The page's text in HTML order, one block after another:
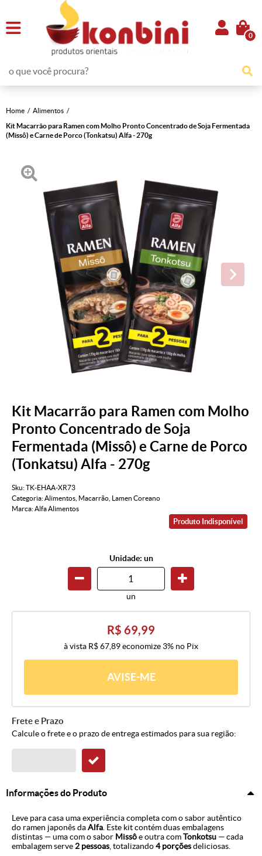
0
Home
Alimentos
Kit Macarrão para Ramen com Molho Pronto Concentrado de Soja Fermentada
(Missô) e Carne de Porco (Tonkatsu) Alfa - 270g
Kit Macarrão para Ramen com Molho
Pronto Concentrado de Soja
Fermentada (Missô) e Carne de Porco
(Tonkatsu) Alfa - 270g
Sku:TK-EHAA-XR73
Categoria:Alimentos Macarrão
Lamen Coreano
Marca:Alfa Alimentos
Produto Indisponível
Unidade: un
un
R$ 69,99
à vista R$ 67,89economize 3% no Pix
AVISE-ME
Frete e Prazo
Calcule o frete e o prazo de entrega estimados para sua região:
Informações do Produto
Leve para casa uma experiência completa com o sabor autêntico
do ramen japonês daAlfa . Este kit contém duas embalagens
distintas — uma com o sabor Missôe outra comTonkotsu — cada
embalagem serve 2 pessoas , totalizando4 porçõesdeliciosas.